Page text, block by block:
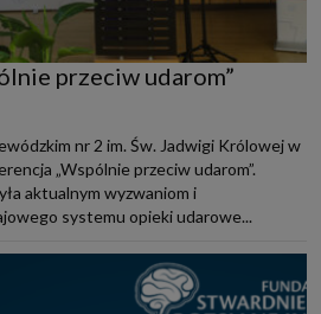
przeciw udarom”
nr 2 im. Św. Jadwigi Królowej w
„Wspólnie przeciw udarom”.
aktualnym wyzwaniom i
systemu opieki udarowe...